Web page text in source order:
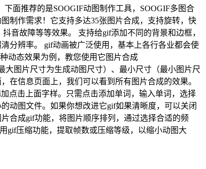
面推荐的是SOOGIF动图制作工具，SOOGIF多图合
制作需求！它支持多达35张图片合成，支持旋转，快
音故障等等效果。 支持给gif添加不同的背景和边框，
分辨率。 gif动画被广泛使用，基本上各行各业都会使
动态效果为例，教您使用它图片合成
大图片尺寸为生成动图尺寸）、最小尺寸（最小图片尺
在信息页面上，我们可以看到所有图片合成的效果。
点击上面字样。只需点击添加单词，输入单词，选择
动图文件。如果你想改进它gif如果清晰度，可以关闭
合成gif功能，将图片顺序排列，通过选择合适的频
gif压缩功能，提取帧数或压缩等级，以缩小动图大